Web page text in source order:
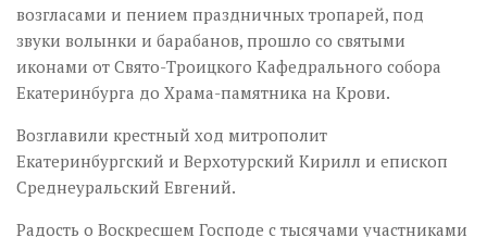
возгласами и пением праздничных тропарей, под
звуки волынки и барабанов, прошло со святыми
иконами от Свято-Троицкого Кафедрального собора
Екатеринбурга до Храма-памятника на Крови.
Возглавили крестный ход митрополит
Екатеринбургский и Верхотурский Кирилл и епископ
Среднеуральский Евгений.
Радость о Воскресшем Господе с тысячами участниками